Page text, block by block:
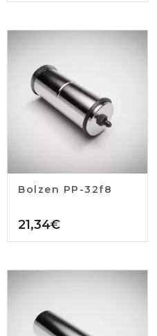
Bolzen PP-32f8
21,34€